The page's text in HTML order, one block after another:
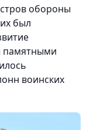
обороны
был
памятными
воинских